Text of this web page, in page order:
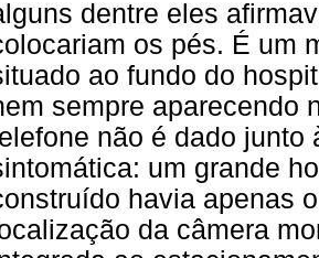
dentre eles
os pés. É um
ao fundo do
sempre aparecendo
não é dado junto
um grande
havia apenas
da câmera